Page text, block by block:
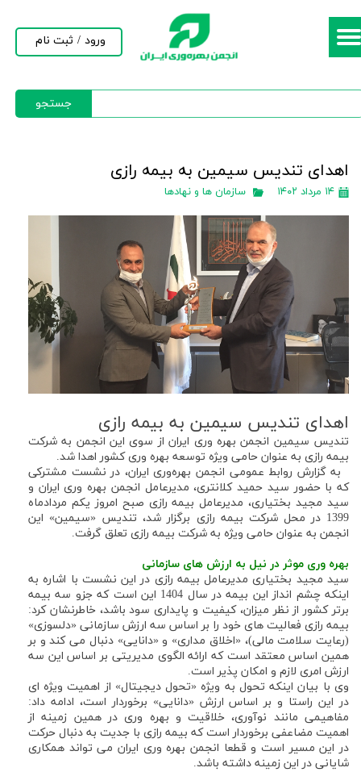
جستجو
ورود / ثبت نام
حساب کاربری من
اهدای تندیس سیمین به بیمه رازی
۱۴ مرداد ۱۴۰۲ سازمان ها و نهادها
اهدای تندیس سیمین به بیمه رازی
تندیس سیمین انجمن بهره وری ایران از سوی این انجمن به شرکت
بیمه رازی به عنوان حامی ویژه توسعه بهره وری کشور اهدا شد.
به گزارش روابط عمومی انجمن بهره‌وری ایران، در نشست مشترکی
که با حضور سید حمید کلانتری، مدیرعامل انجمن بهره وری ایران و
سید مجید بختیاری، مدیرعامل بیمه رازی صبح امروز یکم مردادماه
1399 در محل شرکت بیمه رازی برگزار شد، تندیس «سیمین» این
انجمن به عنوان حامی ویژه به شرکت بیمه رازی تعلق گرفت.
بهره وری موثر در نیل به ارزش های سازمانی
سید مجید بختیاری مدیرعامل بیمه رازی در این نشست با اشاره به
اینکه چشم انداز این بیمه در سال 1404 این است که جزو سه بیمه
برتر کشور از نظر میزان، کیفیت و پایداری سود باشد، خاطرنشان کرد:
بیمه رازی فعالیت های خود را بر اساس سه ارزش سازمانی «دلسوزی»
(رعایت سلامت مالی)، «اخلاق مداری» و «دانایی» دنبال می کند و بر
همین اساس معتقد است که ارائه الگوی مدیریتی بر اساس این سه
ارزش امری لازم و امکان پذیر است.
وی با بیان اینکه تحول به ویژه «تحول دیجیتال» از اهمیت ویژه ای
در این راستا و بر اساس ارزش «دانایی» برخوردار است، ادامه داد:
مفاهیمی مانند نوآوری، خلاقیت و بهره وری در همین زمینه از
اهمیت مضاعفی برخوردار است که بیمه رازی با جدیت به دنبال حرکت
در این مسیر است و قطعا انجمن بهره وری ایران می تواند همکاری
شایانی در این زمینه داشته باشد.